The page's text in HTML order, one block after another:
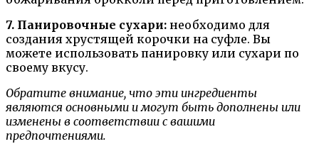
7. Панировочные сухари: необходимо для
создания хрустящей корочки на суфле. Вы
можете использовать панировку или сухари по
своему вкусу.
Обратите внимание, что эти ингредиенты
являются основными и могут быть дополнены или
изменены в соответствии с вашими
предпочтениями.